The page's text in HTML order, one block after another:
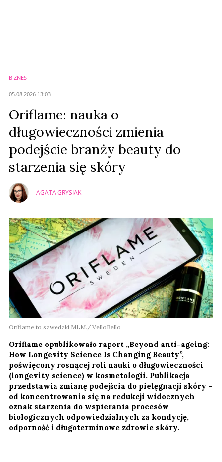
BIZNES
05.08.2026 13:03
Oriflame: nauka o
długowieczności zmienia
podejście branży beauty do
starzenia się skóry
AGATA GRYSIAK
Oriflame to szwedzki MLM. VelloBello
Oriflame opublikowało raport „Beyond anti-ageing:
How Longevity Science Is Changing Beauty”,
poświęcony rosnącej roli nauki o długowieczności
(longevity science) w kosmetologii. Publikacja
przedstawia zmianę podejścia do pielęgnacji skóry –
od koncentrowania się na redukcji widocznych
oznak starzenia do wspierania procesów
biologicznych odpowiedzialnych za kondycję,
odporność i długoterminowe zdrowie skóry.